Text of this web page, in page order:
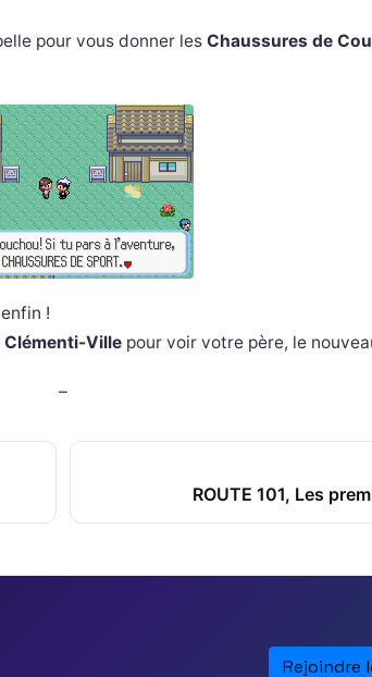
pour vous donner les Chaussures de
!
Clémenti-Ville pour voir votre père, le
–
ROUTE 101, Les
Rejoindre